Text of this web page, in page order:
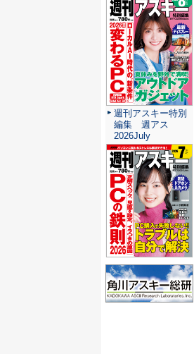
週刊アスキー特別
編集 週アス
2026July